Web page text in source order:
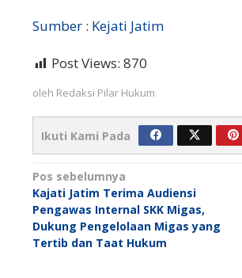
Sumber : Kejati Jatim
Post Views: 870
oleh Redaksi Pilar Hukum
Ikuti Kami Pada
Navigasi
pos
Pos sebelumnya
Kajati Jatim Terima Audiensi
Pengawas Internal SKK Migas,
Dukung Pengelolaan Migas yang
Tertib dan Taat Hukum